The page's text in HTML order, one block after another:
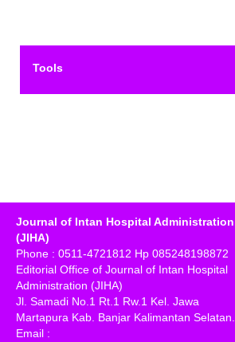
Tools
Journal of Intan Hospital Administration
(JIHA)
Phone : 0511-4721812 Hp 085248198872
Editorial Office of Journal of Intan Hospital
Administration (JIHA)
Jl. Samadi No.1 Rt.1 Rw.1 Kel. Jawa
Martapura Kab. Banjar Kalimantan Selatan.
Email :